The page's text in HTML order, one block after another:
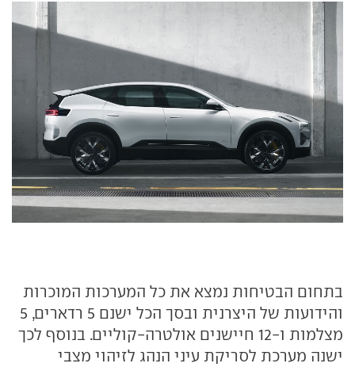
בתחום הבטיחות נמצא את כל המערכות המוכרות
והידועות של היצרנית ובסך הכל ישנם 5 רדארים, 5
מצלמות ו-12 חיישנים אולטרה-קוליים. בנוסף לכך
ישנה מערכת לסריקת עיני הנהג לזיהוי מצבי